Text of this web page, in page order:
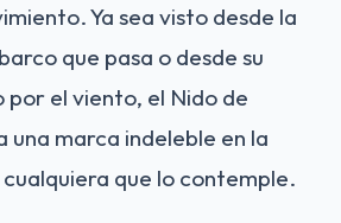
Ya sea visto desde la
que pasa o desde su
el viento, el Nido de
una marca indeleble en la
que lo contemple.